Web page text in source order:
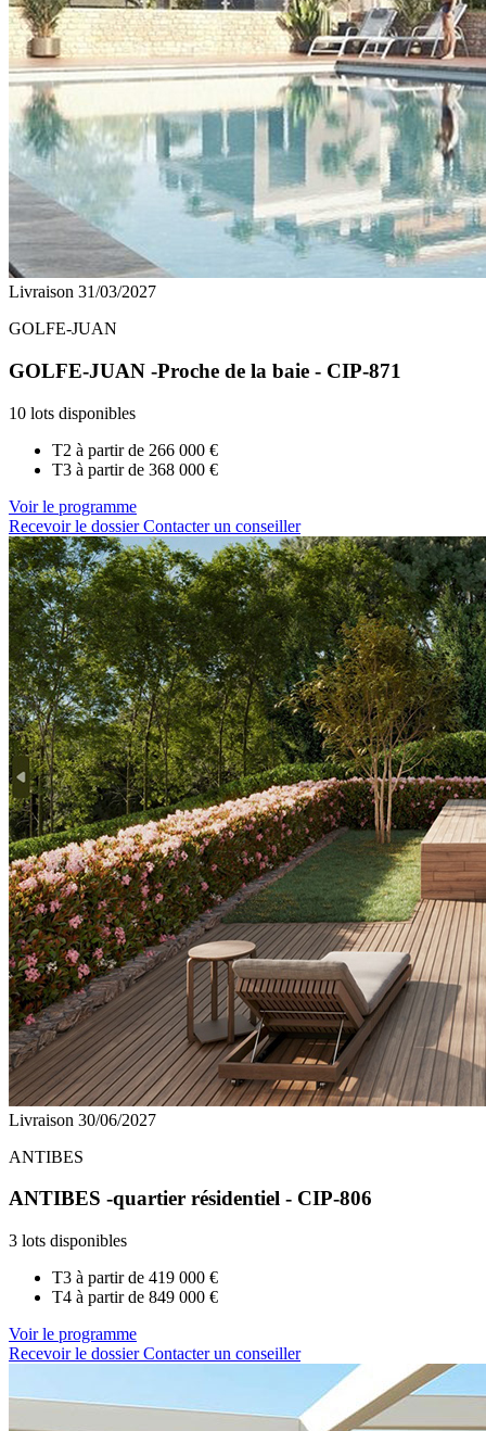
Livraison 31/03/2027
GOLFE-JUAN
GOLFE-JUAN -Proche de la baie - CIP-871
10 lots disponibles
T2 à partir de 266 000 €
T3 à partir de 368 000 €
Voir le programme
Recevoir le dossierContacter un conseiller
Livraison 30/06/2027
ANTIBES
ANTIBES -quartier résidentiel - CIP-806
3 lots disponibles
T3 à partir de 419 000 €
T4 à partir de 849 000 €
Voir le programme
Recevoir le dossierContacter un conseiller